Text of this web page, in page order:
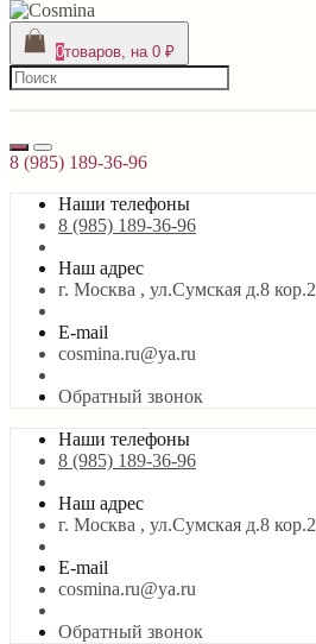
0товаров, на 0 ₽
8 (985) 189-36-96
Наши телефоны
8 (985) 189-36-96
Наш адрес
г. Москва , ул.Сумская д.8 кор.2
E-mail
cosmina.ru@ya.ru
Обратный звонок
Наши телефоны
8 (985) 189-36-96
Наш адрес
г. Москва , ул.Сумская д.8 кор.2
E-mail
cosmina.ru@ya.ru
Обратный звонок